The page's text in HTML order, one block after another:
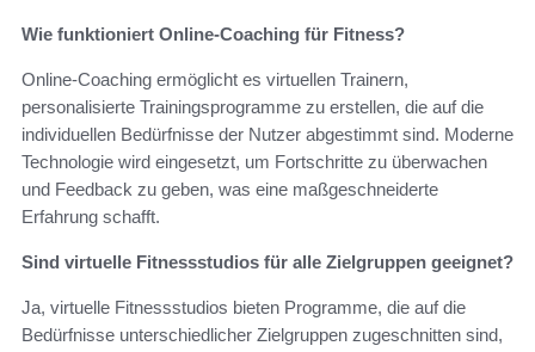
Wie funktioniert Online-Coaching für Fitness?
Online-Coaching ermöglicht es virtuellen Trainern,
personalisierte Trainingsprogramme zu erstellen, die auf die
individuellen Bedürfnisse der Nutzer abgestimmt sind. Moderne
Technologie wird eingesetzt, um Fortschritte zu überwachen
und Feedback zu geben, was eine maßgeschneiderte
Erfahrung schafft.
Sind virtuelle Fitnessstudios für alle Zielgruppen geeignet?
Ja, virtuelle Fitnessstudios bieten Programme, die auf die
Bedürfnisse unterschiedlicher Zielgruppen zugeschnitten sind,